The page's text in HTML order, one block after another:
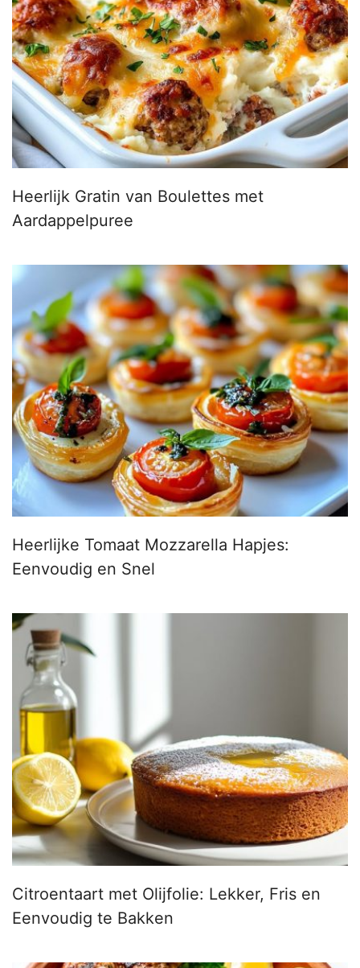
Heerlijk Gratin van Boulettes met
Aardappelpuree
Heerlijke Tomaat Mozzarella Hapjes:
Eenvoudig en Snel
Citroentaart met Olijfolie: Lekker, Fris en
Eenvoudig te Bakken